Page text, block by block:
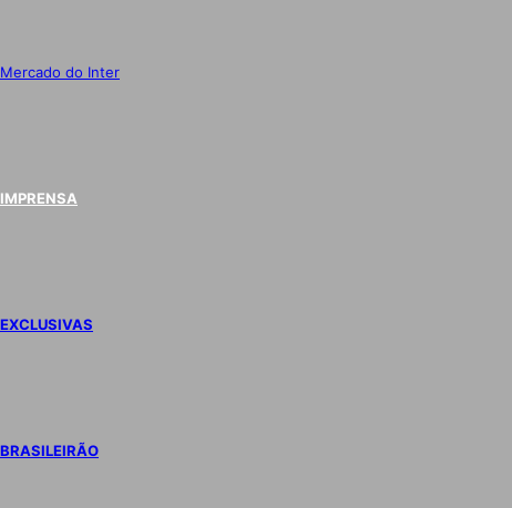
Mercado do Inter
IMPRENSA
EXCLUSIVAS
BRASILEIRÃO